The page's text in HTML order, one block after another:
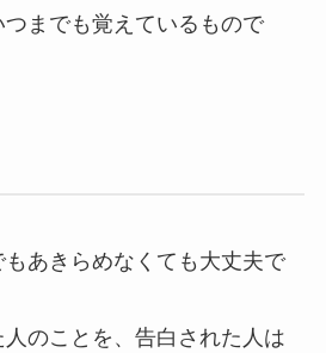
までも覚えているもので
あきらめなくても大丈夫で
のことを、告白された人は